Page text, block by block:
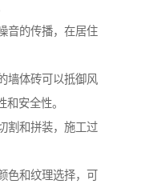
音的传播，在居住
墙体砖可以抵御风
安全性。
割和拼装，施工过
色和纹理选择，可